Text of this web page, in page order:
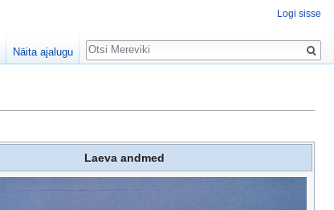
Laeva andmed
Logi sisse
Näita ajalugu
Otsing